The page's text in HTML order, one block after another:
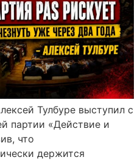
Тулбуре выступил с
партии «Действие и
что
держится